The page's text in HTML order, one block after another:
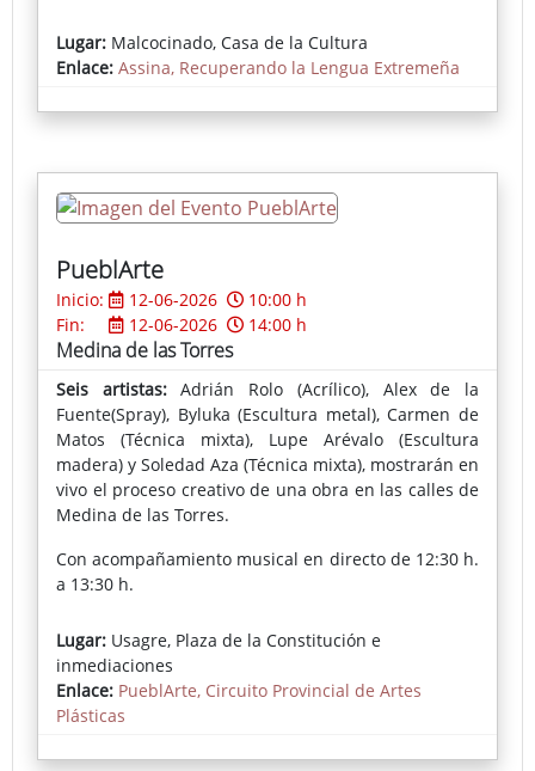
Lugar: Malcocinado, Casa de la Cultura
Enlace: Assina, Recuperando la Lengua Extremeña
PueblArte
Inicio: 12-06-2026
10:00 h
Fin:
12-06-2026 14:00 h
Medina de las Torres
Seis artistas:Adrián Rolo (Acrílico), Alex de la
Fuente(Spray), Byluka (Escultura metal), Carmen de
Matos (Técnica mixta), Lupe Arévalo (Escultura
madera) y Soledad Aza (Técnica mixta), mostrarán en
vivo el proceso creativo de una obra en las calles de
Medina de las Torres.
Con acompañamiento musical en directo de 12:30 h.
a 13:30 h.
Las obras se exhibirán en el Centro de Juventud.
Lugar: Usagre, Plaza de la Constitución e
inmediaciones
Enlace: PueblArte, Circuito Provincial de Artes
Plásticas